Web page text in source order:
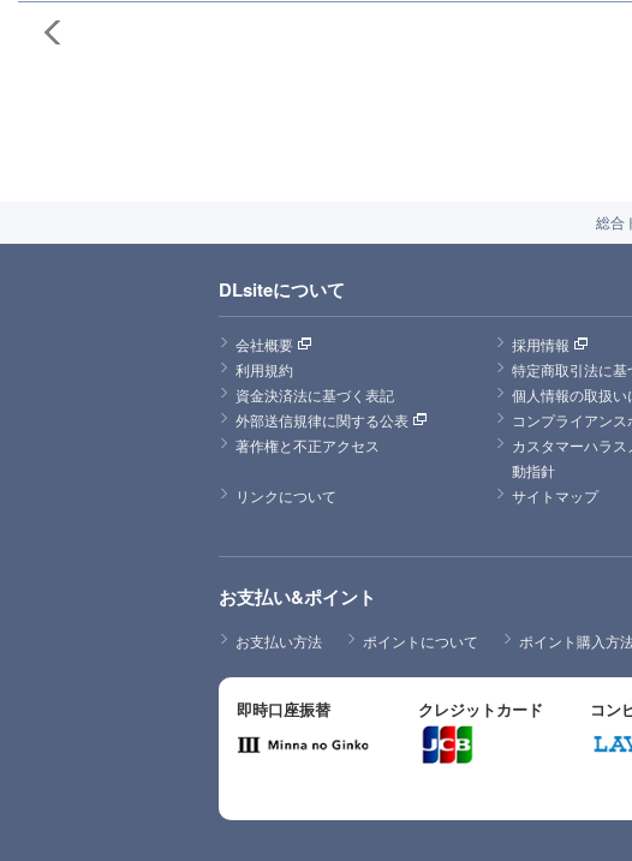
総合
DLsiteについて
会社概要
採用情報
利用規約
特定商取引法に基
資金決済法に基づく表記
個人情報の取扱い
外部送信規律に関する公表
コンプライアンス
著作権と不正アクセス
カスタマーハラ
動指針
リンクについて
サイトマップ
お支払い&ポイント
お支払い方法 ポイントについて ポイント購入方
即時口座振替 クレジットカード コン